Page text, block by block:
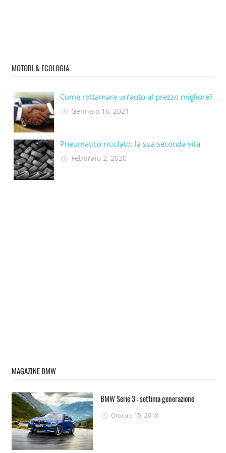
MOTORI & ECOLOGIA
Come rottamare un’auto al prezzo migliore?
Gennaio 16, 2021
Pneumatico riciclato: la sua seconda vita​
Febbraio 2, 2020
MAGAZINE BMW
BMW Serie 3 : settima generazione
Ottobre 15, 2018